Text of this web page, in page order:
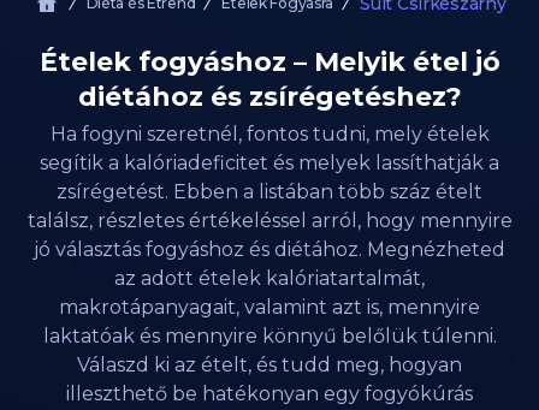
Ételek fogyáshoz – Melyik étel jó
diétához és zsírégetéshez?
Ha fogyni szeretnél, fontos tudni, mely ételek
segítik a kalóriadeficitet és melyek lassíthatják a
zsírégetést. Ebben a listában több száz ételt
találsz, részletes értékeléssel arról, hogy mennyire
jó választás fogyáshoz és diétához. Megnézheted
az adott ételek kalóriatartalmát,
makrotápanyagait, valamint azt is, mennyire
laktatóak és mennyire könnyű belőlük túlenni.
Válaszd ki az ételt, és tudd meg, hogyan
illeszthető be hatékonyan egy fogyókúrás